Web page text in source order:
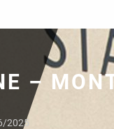
–
2025